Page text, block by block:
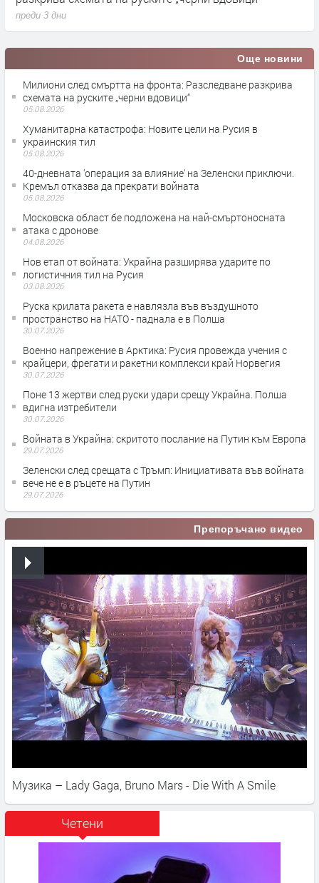
преди 3 дни
Още новини
Милиони след смъртта на фронта: Разследване разкрива
схемата на руските „черни вдовици“
05.08.2026
Хуманитарна катастрофа: Новите цели на Русия в
украинския тил
05.08.2026
40-дневната 'операция за влияние' на Зеленски приключи.
Кремъл отказва да прекрати войната
05.08.2026
Московска област бе подложена на най-смъртоносната
атака с дронове
04.08.2026
Нов етап от войната: Украйна разширява ударите по
логистичния тил на Русия
03.08.2026
Руска крилата ракета е навлязла във въздушното
пространство на НАТО - паднала е в Полша
30.07.2026
Военно напрежение в Арктика: Русия провежда учения с
крайцери, фрегати и ракетни комплекси край Норвегия
30.07.2026
Поне 13 жертви след руски удари срещу Украйна. Полша
вдигна изтребители
30.07.2026
Войната в Украйна: скритото послание на Путин към Европа
29.07.2026
Зеленски след срещата с Тръмп: Инициативата във войната
вече не е в ръцете на Путин
29.07.2026
Препоръчано видео
Музика – Lady Gaga, Bruno Mars - Die With A Smile
Четени